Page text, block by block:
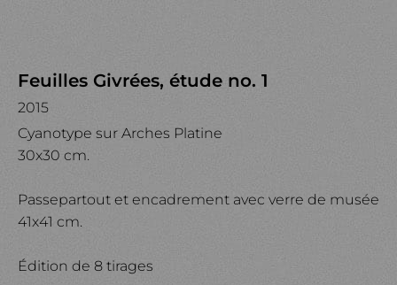
Feuilles Givrées, étude no. 1
2015
Cyanotype sur Arches Platine
30x30 cm.
Passepartout et encadrement avec verre de musée
41x41 cm.
Édition de 8 tirages